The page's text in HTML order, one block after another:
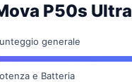
P50s Ultra
generale
e Batteria